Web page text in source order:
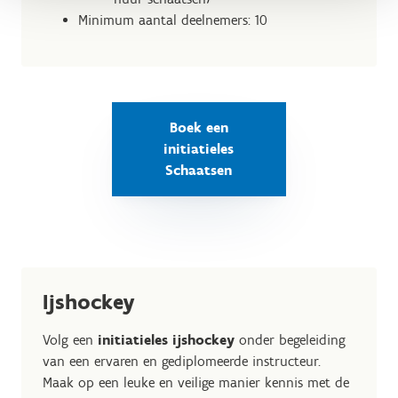
Minimum aantal deelnemers: 10
Boek een
initiatieles
Schaatsen
Ijshockey
Volg een initiatieles ijshockey onder begeleiding
van een ervaren en gediplomeerde instructeur.
Maak op een leuke en veilige manier kennis met de